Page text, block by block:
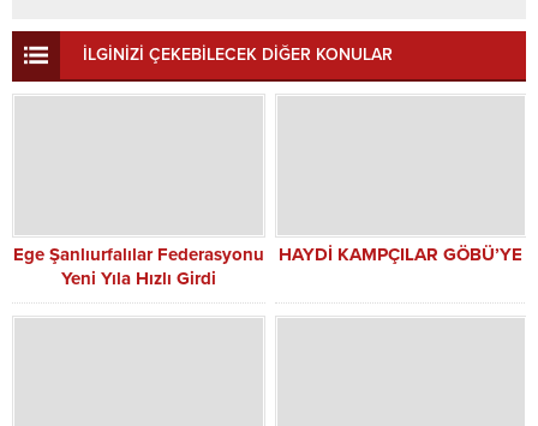
İLGİNİZİ ÇEKEBİLECEK DİĞER KONULAR
Ege Şanlıurfalılar Federasyonu
Yeni Yıla Hızlı Girdi
HAYDİ KAMPÇILAR GÖBÜ’YE